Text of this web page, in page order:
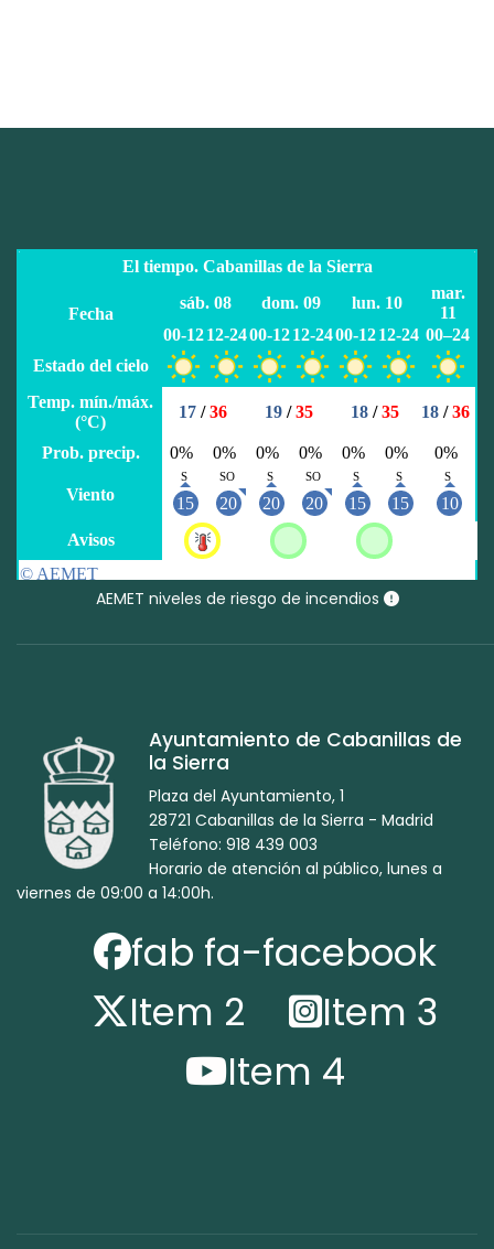
AEMET niveles de riesgo de incendios
Ayuntamiento de Cabanillas de
la Sierra
Plaza del Ayuntamiento, 1
28721 Cabanillas de la Sierra - Madrid
Teléfono: 918 439 003
Horario de atención al público, lunes a
viernes de 09:00 a 14:00h.
fab fa-facebook
Item 2
Item 3
Item 4